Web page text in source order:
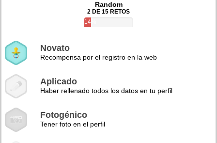
Random
2 DE 15 RETOS
14%
Novato
Recompensa por el registro en la web
Aplicado
Haber rellenado todos los datos en tu perfil
Fotogénico
Tener foto en el perfil